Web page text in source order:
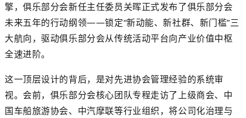
擎，俱乐部分会新任主任委员关晖正式发布了俱乐部分会
未来五年的行动纲领——锁定“新动能、新社群、新门槛”三
大航向，驱动俱乐部分会从传统活动平台向产业价值中枢
全速进阶。
这一顶层设计的背后，是对先进协会管理经验的系统审
视。会前，俱乐部分会核心团队专程走访了上级商会、中
国车船旅游协会、 中汽摩联等行业组织，将公司化治理与